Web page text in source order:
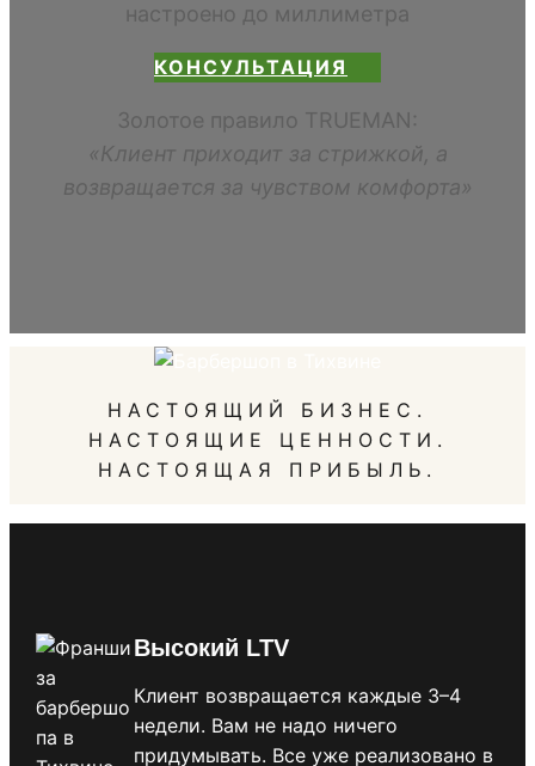
настроено до миллиметра
КОНСУЛЬТАЦИЯ
Золотое правило TRUEMAN:
«Клиент приходит за стрижкой, а
возвращается за чувством комфорта»
НАСТОЯЩИЙ БИЗНЕС.
НАСТОЯЩИЕ ЦЕННОСТИ.
НАСТОЯЩАЯ ПРИБЫЛЬ.
Высокий LTV
Клиент возвращается каждые 3–4
недели. Вам не надо ничего
придумывать. Все уже реализовано в